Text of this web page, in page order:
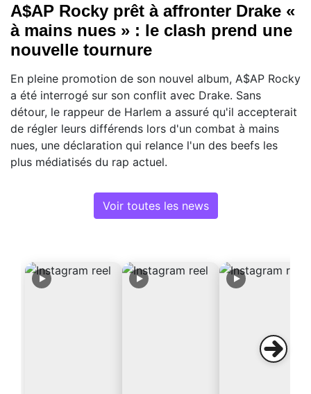
A$AP Rocky prêt à affronter Drake «
à mains nues » : le clash prend une
nouvelle tournure
En pleine promotion de son nouvel album, A$AP Rocky
a été interrogé sur son conflit avec Drake. Sans
détour, le rappeur de Harlem a assuré qu'il accepterait
de régler leurs différends lors d'un combat à mains
nues, une déclaration qui relance l'un des beefs les
plus médiatisés du rap actuel.
Voir toutes les news